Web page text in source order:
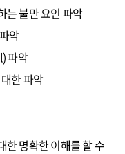
는 불만 요인 파악
악
파악
한 파악
한 명확한 이해를 할 수